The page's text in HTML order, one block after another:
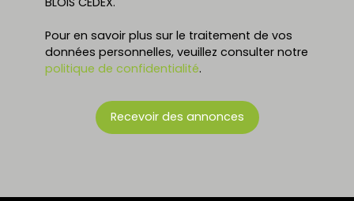
Pour en savoir plus sur le traitement de vos
données personnelles, veuillez consulter notre
politique de confidentialité.
Recevoir des annonces